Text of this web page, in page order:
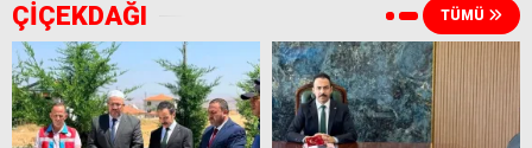
ÇİÇEKDAĞI TÜMÜ